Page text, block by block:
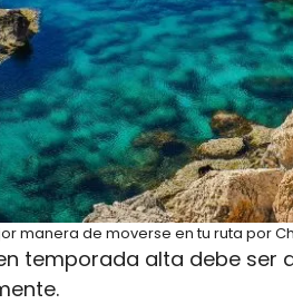
manera de moverse en tu ruta por
temporada alta debe ser